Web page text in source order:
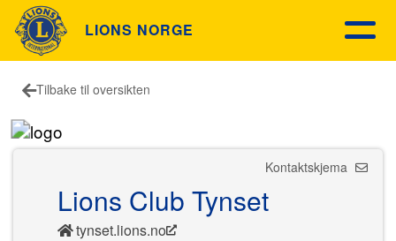
LIONS NORGE
Tilbake til oversikten
Kontaktskjema
Lions Club Tynset
tynset.lions.no